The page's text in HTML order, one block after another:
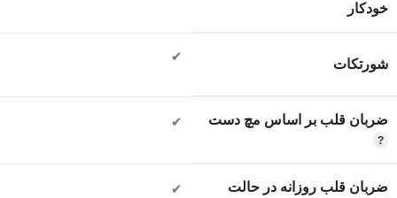
خودکار
شورتکات
✔
ضربان قلب بر اساس مچ دست ✔
ضربان قلب روزانه در حالت
✔